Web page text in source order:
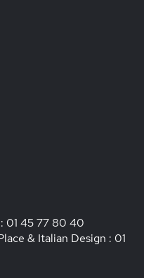
01 45 77 80 40
& Italian Design : 01